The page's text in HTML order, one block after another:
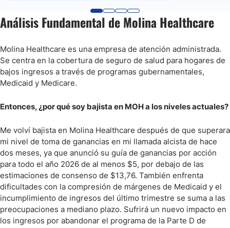
Análisis Fundamental de Molina Healthcare
Molina Healthcare es una empresa de atención administrada.
Se centra en la cobertura de seguro de salud para hogares de
bajos ingresos a través de programas gubernamentales,
Medicaid y Medicare.
Entonces, ¿por qué soy bajista en MOH a los niveles actuales?
Me volví bajista en Molina Healthcare después de que superara
mi nivel de toma de ganancias en mi llamada alcista de hace
dos meses, ya que anunció su guía de ganancias por acción
para todo el año 2026 de al menos $5, por debajo de las
estimaciones de consenso de $13,76. También enfrenta
dificultades con la compresión de márgenes de Medicaid y el
incumplimiento de ingresos del último trimestre se suma a las
preocupaciones a mediano plazo. Sufrirá un nuevo impacto en
los ingresos por abandonar el programa de la Parte D de